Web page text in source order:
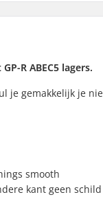
R ABEC5 lagers.
je gemakkelijk je
smooth
kant geen